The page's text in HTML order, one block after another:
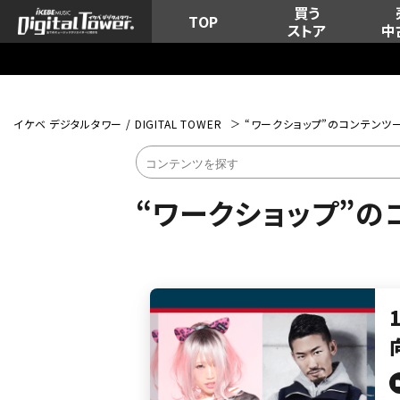
TOP
買う
ストア
イケベ デジタルタワー / DIGITAL TOWER “ワークショップ”のコンテンツ
“ワークショップ”